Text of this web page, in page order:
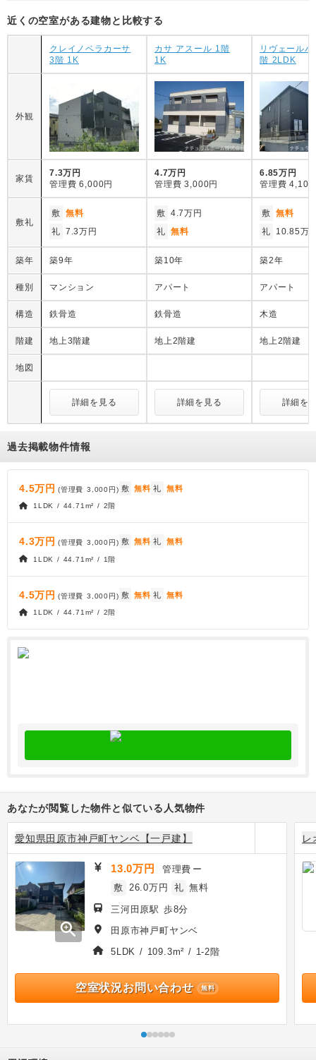
近くの空室がある建物と比較する
クレイノベラカーサ
3階 1K
カサ アスール 1階
1K
リヴェール
階 2LDK
外観
家賃
7.3万円
管理費 6,000円
4.7万円
管理費 3,000円
6.85万円
管理費 4,100
敷礼
敷 無料
礼 7.3万円
敷 4.7万円
礼 無料
敷 無料
礼
10.85万
築年 築9年 築10年 築2年
種別 マンション アパート アパート
構造 鉄骨造 鉄骨造 木造
階建 地上3階建 地上2階建 地上2階建
地図
詳細を見る 詳細を見る 詳細を
過去掲載物件情報
4.5万円 (管理費 3,000円) 敷 無料 礼 無料
1LDK / 44.71m² / 2階
4.3万円 (管理費 3,000円 ) 敷 無料 礼 無料
1LDK / 44.71m² / 1階
4.5万円 (管理費 3,000円) 敷 無料 礼 無料
1LDK / 44.71m² / 2階
あなたが閲覧した物件と似ている人気物件
愛知県田原市神戸町ヤンベ【一戸建】
zoom_in
13.0万円 管理費 ー
敷 26.0万円 礼 無料
三河田原駅 歩8分
田原市神戸町ヤンベ
5LDK / 109.3m² / 1-2階
空室状況お問い合わせ 無料
レ